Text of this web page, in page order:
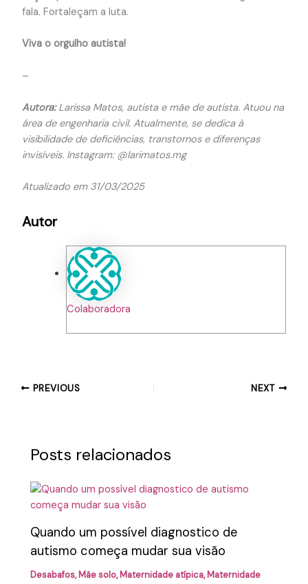
fala. Fortaleçam a luta.
Viva o orgulho autista!
–
Autora:Larissa Matos, autista e mãe de autista. Atuou na
área de engenharia civil. Atualmente, se dedica à
visibilidade de deficiências, transtornos e diferenças
invisíveis. Instagram: @larimatos.mg
Atualizado em 31/03/2025
Autor
Colaboradora
PREVIOUS NEXT
Posts relacionados
Quando um possível diagnostico de
autismo começa mudar sua visão
Desabafos,Mãe solo,Maternidade atípica,Maternidade